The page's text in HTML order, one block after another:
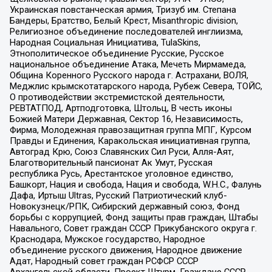
Украинская повстанческая армия, Тризуб им. Степана
Бандеры, Братство, Белый Крест, Misanthropic division,
Религиозное объединение последователей инглиизма,
Народная Социальная Инициатива, TulaSkins,
Этнополитическое объединение Русские, Русское
национальное объединение Атака, Мечеть Мирмамеда,
Община Коренного Русского народа г. Астрахани, ВОЛЯ,
Меджлис крымскотатарского народа, Рубеж Севера, ТОЙС,
О противодействии экстремистской деятельности,
РЕВТАТПОД, Артподготовка, Штольц, В честь иконы
Божией Матери Державная, Сектор 16, Независимость,
Фирма, Молодежная правозащитная группа МПГ, Курсом
Правды и Единения, Каракольская инициативная группа,
Автоград Крю, Союз Славянских Сил Руси, Алля-Аят,
Благотворительный пансионат Ак Умут, Русская
республика Русь, Арестантское уголовное единство,
Башкорт, Нация и свобода, Нация и свобода, W.H.С., Фалунь
Дафа, Иртыш Ultras, Русский Патриотический клуб-
Новокузнецк/РПК, Сибирский державный союз, Фонд
борьбы с коррупцией, Фонд защиты прав граждан, Штабы
Навального, Совет граждан СССР Прикубанского округа г.
Краснодара, Мужское государство, Народное
объединение русского движения, Народное движение
Адат, Народный совет граждан РСФСР СССР